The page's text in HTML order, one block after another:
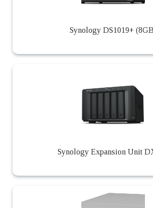
Synology DS1019+
Synology Expansion Unit